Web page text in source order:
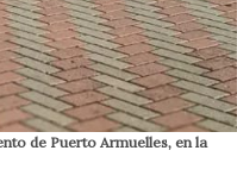
de Puerto Armuelles, en la